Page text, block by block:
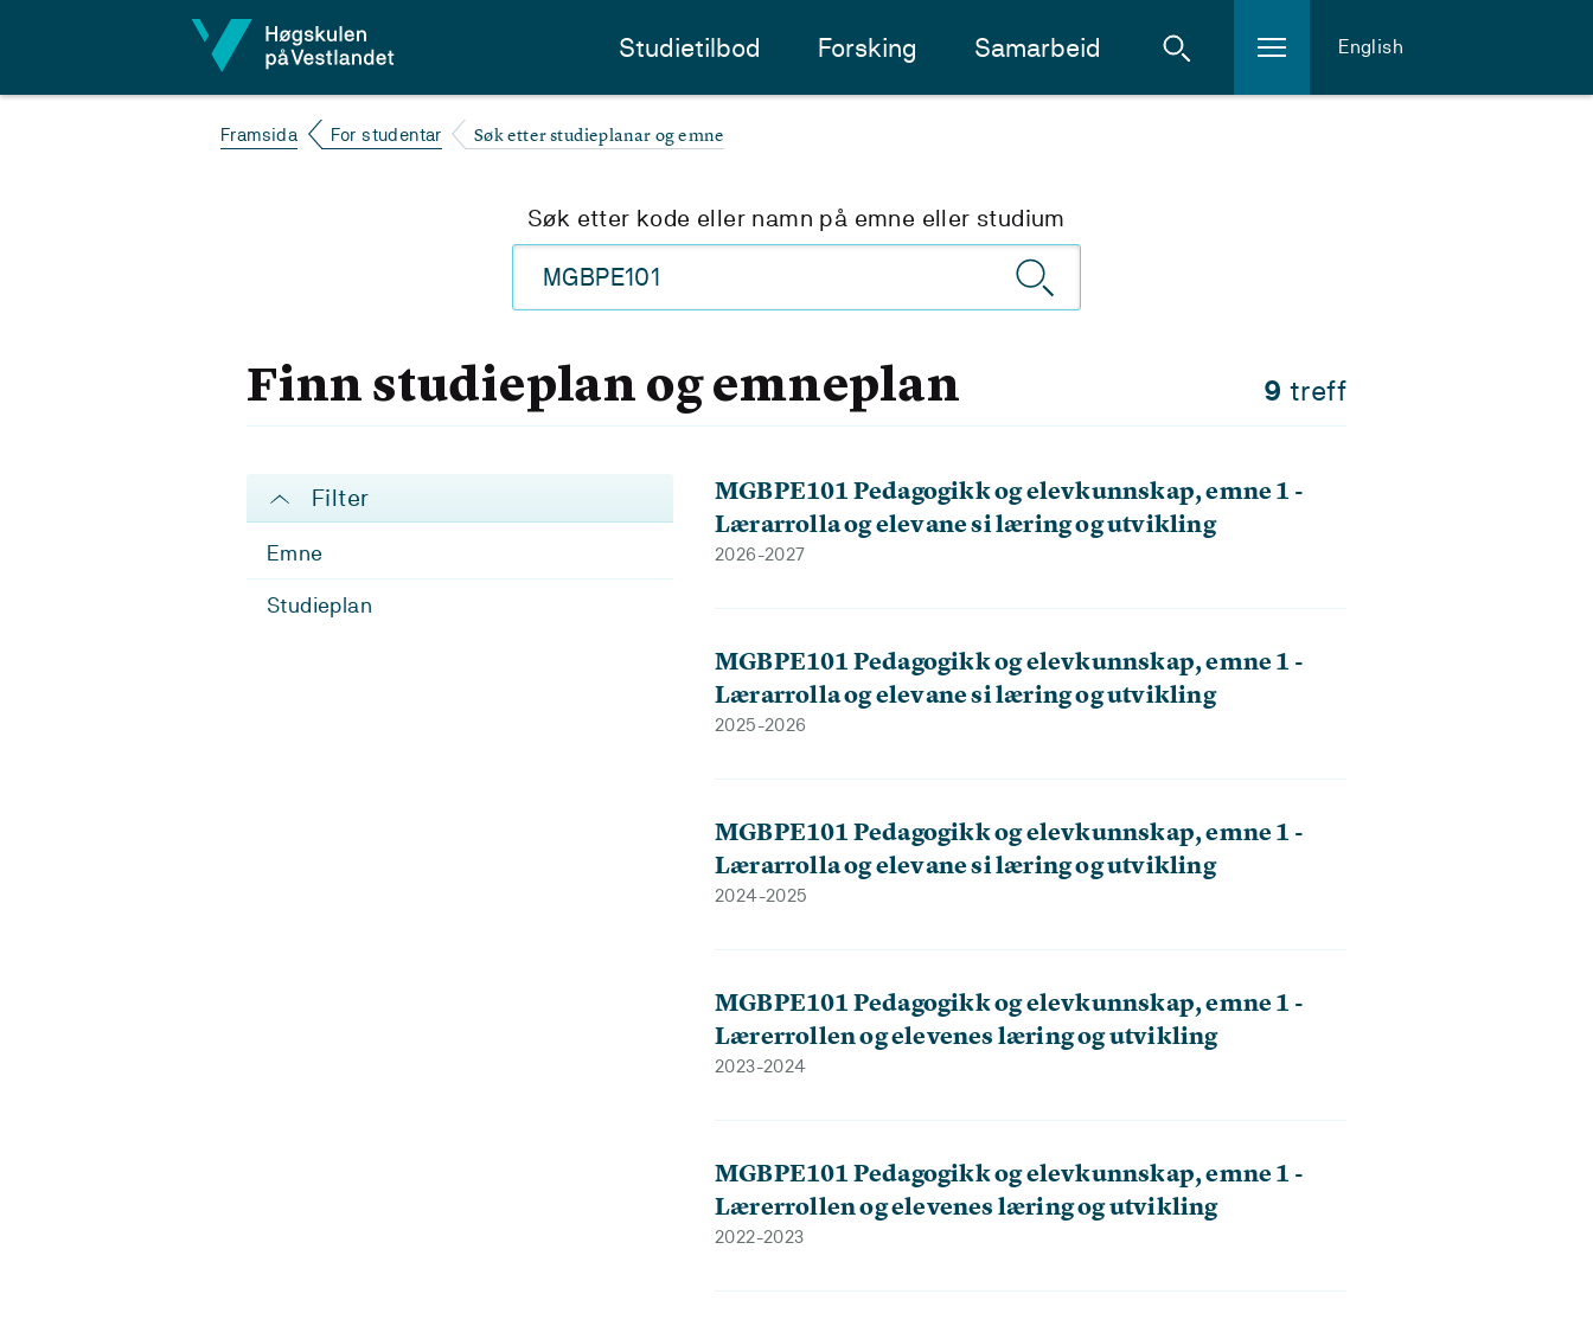
Studietilbod Forsking Samarbeid English
Framsida For studentar Søk etter studieplanar og emne
Søk etter kode eller namn på emne eller studium
Finn studieplan og emneplan 9 treff
Filter
Emne
Studieplan
MGBPE101 Pedagogikk og elevkunnskap, emne 1 -
Lærarrolla og elevane si læring og utvikling
2026-2027
MGBPE101 Pedagogikk og elevkunnskap, emne 1 -
Lærarrolla og elevane si læring og utvikling
2025-2026
MGBPE101 Pedagogikk og elevkunnskap, emne 1 -
Lærarrolla og elevane si læring og utvikling
2024-2025
MGBPE101 Pedagogikk og elevkunnskap, emne 1 -
Lærerrollen og elevenes læring og utvikling
2023-2024
MGBPE101 Pedagogikk og elevkunnskap, emne 1 -
Lærerrollen og elevenes læring og utvikling
2022-2023